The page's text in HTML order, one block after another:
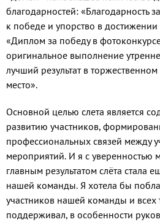
благодарностей: «Благодарность
к победе и упорство в
«Диплом за победу в
оригинальное выполнение
лучший результат в
место».
Основной целью слета является
развитию участников,
профессиональных связей между
мероприятий. И я с уверенностью
главным результатом слёта стала
нашей команды. Я хотела бы
участников нашей команды и всех
поддерживал, в особенности